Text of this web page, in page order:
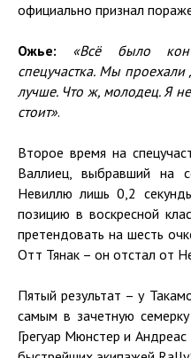
официально признал
Ожье:
«Всё было
спецучастка. Мы
лучше. Что ж, молодец. Я
стоит».
Второе время на
Валлиец, выбравший на
Невиллю лишь 0,2
позицию в воскресной
претендовать на шесть
Отт Тянак – он отстал от
Пятый результат – у
самым в зачетную
Грегуар Мюнстер и